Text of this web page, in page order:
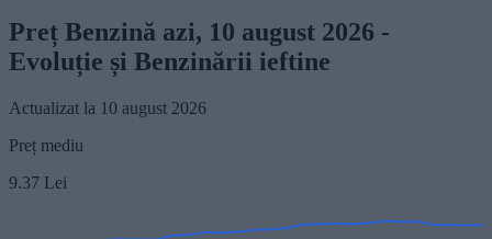
Preț Benzină azi, 10 august 2026 -
Evoluție și Benzinării ieftine
Actualizat la 10 august 2026
Preț mediu
9.37 Lei